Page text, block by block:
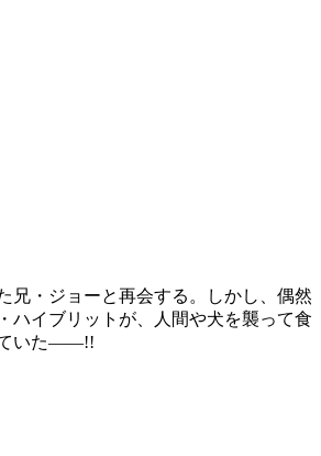
兄・ジョーと再会する。しかし、偶然
ハイブリットが、人間や犬を襲って食
ていた――!!